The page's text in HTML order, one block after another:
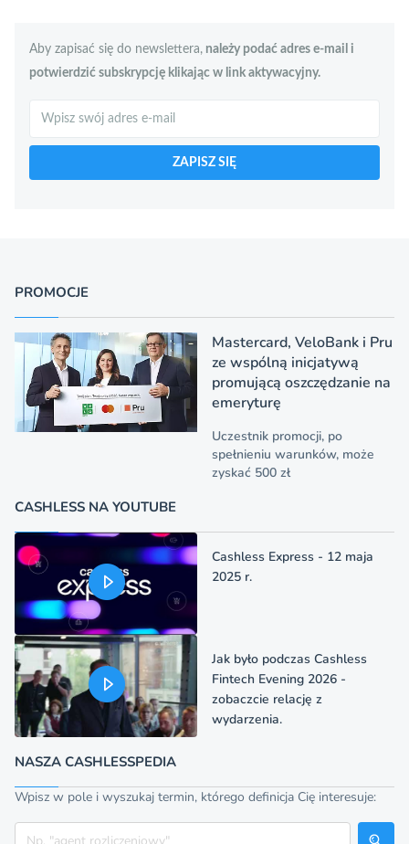
Aby zapisać się do newslettera, należy podać adres e-mail i
potwierdzić subskrypcję klikając w link aktywacyjny.
Szukaj
ZAPISZ SIĘ
PROMOCJE
Mastercard, VeloBank i Pru
ze wspólną inicjatywą
promującą oszczędzanie na
emeryturę
Uczestnik promocji, po
spełnieniu warunków, może
zyskać 500 zł
CASHLESS NA YOUTUBE
Cashless Express - 12 maja
2025 r.
Jak było podczas Cashless
Fintech Evening 2026 -
zobaczcie relację z
wydarzenia.
NASZA CASHLESSPEDIA
Wpisz w pole i wyszukaj termin, którego definicja Cię interesuje:
Szukaj